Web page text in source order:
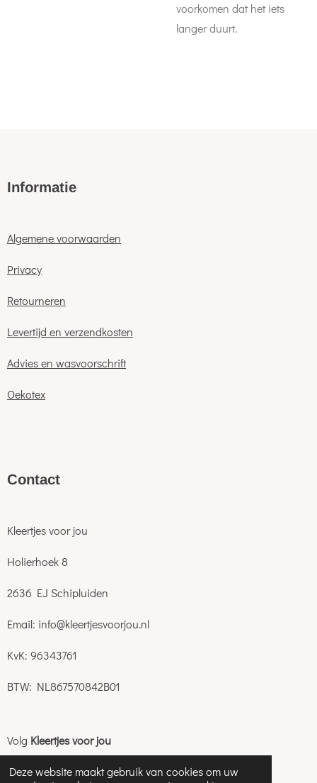
Deze website maakt gebruik van cookies om uw
voorkomen dat het iets
langer duurt.
Informatie
Algemene voorwaarden
Privacy
Retourneren
Levertijd en verzendkosten
Advies en wasvoorschrift
Oekotex
Contact
Kleertjes voor jou
Holierhoek 8
2636 EJ Schipluiden
Email: info@kleertjesvoorjou.nl
KvK: 96343761
BTW: NL867570842B01
Volg Kleertjes voor jou